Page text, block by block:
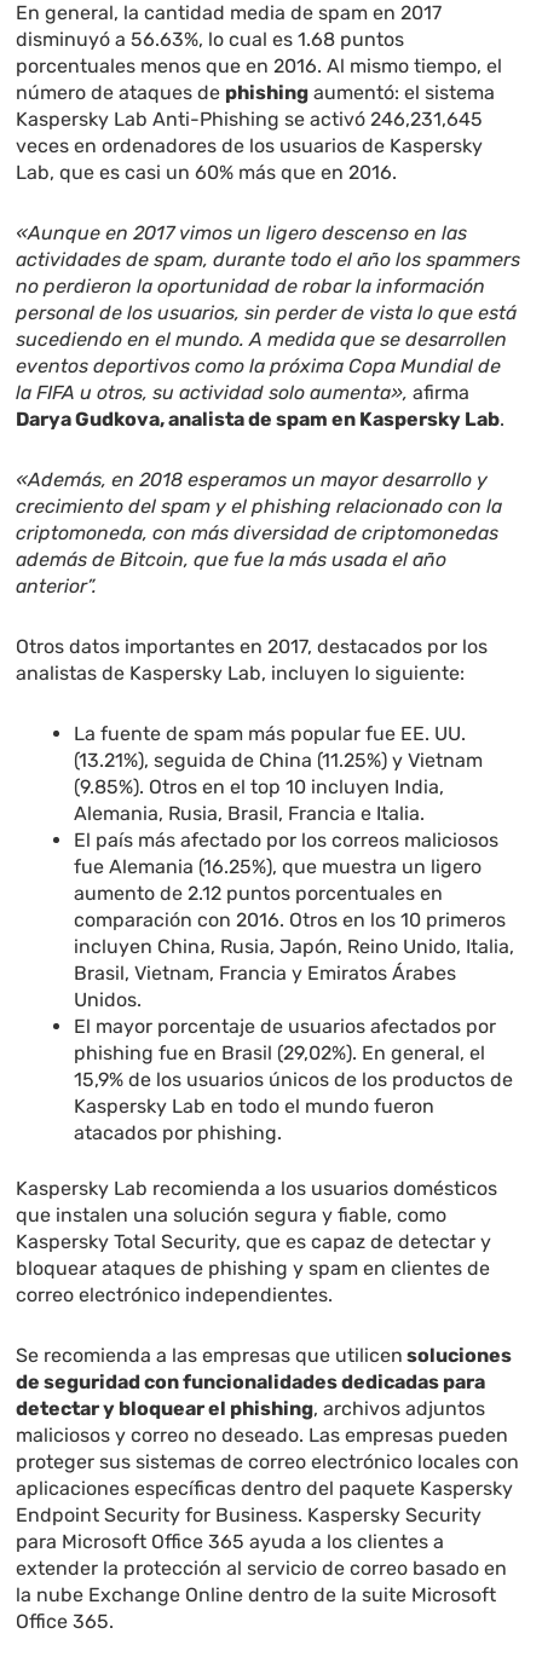
En general, la cantidad media de spam en 2017
disminuyó a 56.63%, lo cual es 1.68 puntos
porcentuales menos que en 2016. Al mismo tiempo, el
número de ataques de phishing aumentó: el sistema
Kaspersky Lab Anti-Phishing se activó 246,231,645
veces en ordenadores de los usuarios de Kaspersky
Lab, que es casi un 60% más que en 2016.
«Aunque en 2017 vimos un ligero descenso en las
actividades de spam, durante todo el año los spammers
no perdieron la oportunidad de robar la información
personal de los usuarios, sin perder de vista lo que está
sucediendo en el mundo. A medida que se desarrollen
eventos deportivos como la próxima Copa Mundial de
la FIFA u otros, su actividad solo aumenta», afirma
Darya Gudkova, analista de spam en Kaspersky Lab.
«Además, en 2018 esperamos un mayor desarrollo y
crecimiento del spam y el phishing relacionado con la
criptomoneda, con más diversidad de criptomonedas
además de Bitcoin, que fue la más usada el año
anterior”.
Otros datos importantes en 2017, destacados por los
analistas de Kaspersky Lab, incluyen lo siguiente:
La fuente de spam más popular fue EE. UU.
(13.21%), seguida de China (11.25%) y Vietnam
(9.85%). Otros en el top 10 incluyen India,
Alemania, Rusia, Brasil, Francia e Italia.
El país más afectado por los correos maliciosos
fue Alemania (16.25%), que muestra un ligero
aumento de 2.12 puntos porcentuales en
comparación con 2016. Otros en los 10 primeros
incluyen China, Rusia, Japón, Reino Unido, Italia,
Brasil, Vietnam, Francia y Emiratos Árabes
Unidos.
El mayor porcentaje de usuarios afectados por
phishing fue en Brasil (29,02%). En general, el
15,9% de los usuarios únicos de los productos de
Kaspersky Lab en todo el mundo fueron
atacados por phishing.
Kaspersky Lab recomienda a los usuarios domésticos
que instalen una solución segura y fiable, como
Kaspersky Total Security, que es capaz de detectar y
bloquear ataques de phishing y spam en clientes de
correo electrónico independientes.
Se recomienda a las empresas que utilicen soluciones
de seguridad con funcionalidades dedicadas para
detectar y bloquear el phishing, archivos adjuntos
maliciosos y correo no deseado. Las empresas pueden
proteger sus sistemas de correo electrónico locales con
aplicaciones específicas dentro del paquete Kaspersky
Endpoint Security for Business. Kaspersky Security
para Microsoft Office 365 ayuda a los clientes a
extender la protección al servicio de correo basado en
la nube Exchange Online dentro de la suite Microsoft
Office 365.